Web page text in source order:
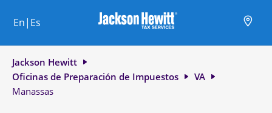
En|Es
Jackson Hewitt
Oficinas de Preparación de Impuestos
VA
Manassas